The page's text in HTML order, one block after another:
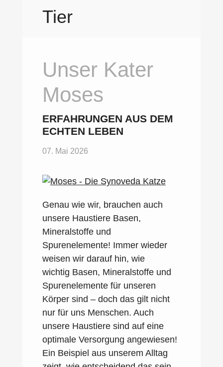
Tier
Unser Kater
Moses
ERFAHRUNGEN AUS DEM
ECHTEN LEBEN
07. Mai 2026
Genau wie wir, brauchen auch
unsere Haustiere Basen,
Mineralstoffe und
Spurenelemente! Immer wieder
weisen wir darauf hin, wie
wichtig Basen, Mineralstoffe und
Spurenelemente für unseren
Körper sind – doch das gilt nicht
nur für uns Menschen. Auch
unsere Haustiere sind auf eine
optimale Versorgung angewiesen!
Ein Beispiel aus unserem Alltag